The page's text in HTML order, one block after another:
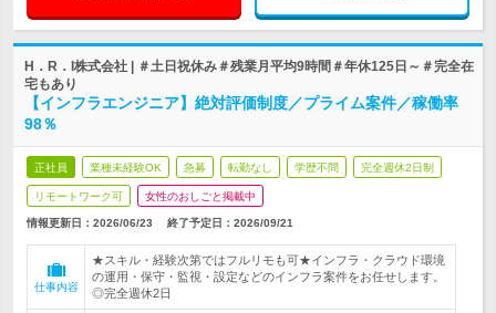
H．R．I株式会社 | ＃土日祝休み＃残業月平均9時間＃年休125日～＃完全在
宅もあり
【インフラエンジニア】絶対評価制度／プライム案件／稼働率
98％
正社員 業種未経験OK 急募 転勤なし 学歴不問 完全週休2日制
リモートワーク可 女性のおしごと掲載中
情報更新日：2026/06/23 終了予定日： 2026/09/21
仕事内容
★スキル・経験次第ではフルリモも可★インフラ・クラウド環境
の運用・保守・監視・設定などのインフラ案件をお任せします。
◎完全週休2日